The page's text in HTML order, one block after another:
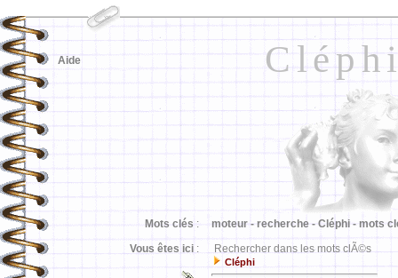
Aide
Mots clés : moteur - recherche - Cléphi - mots
Vous êtes ici : Rechercher dans les mots clÃ©s
Cléphi